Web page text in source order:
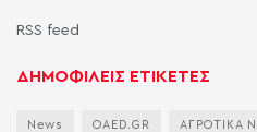
RSS feed
ΔΗΜΟΦΙΛΕΙΣ ΕΤΙΚΕΤΕΣ
News OAED.GR ΑΓΡΟΤΙΚΑ